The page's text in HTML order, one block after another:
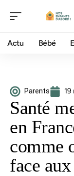
Actu Bébé
Parents 19
Santé
en
comme
face